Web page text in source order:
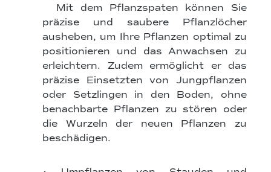
Mit dem Pflanzspaten können Sie
präzise und saubere Pflanzlöcher
ausheben, um Ihre Pflanzen optimal zu
positionieren und das Anwachsen zu
erleichtern. Zudem ermöglicht er das
präzise Einsetzten von Jungpflanzen
oder Setzlingen in den Boden, ohne
benachbarte Pflanzen zu stören oder
die Wurzeln der neuen Pflanzen zu
beschädigen.